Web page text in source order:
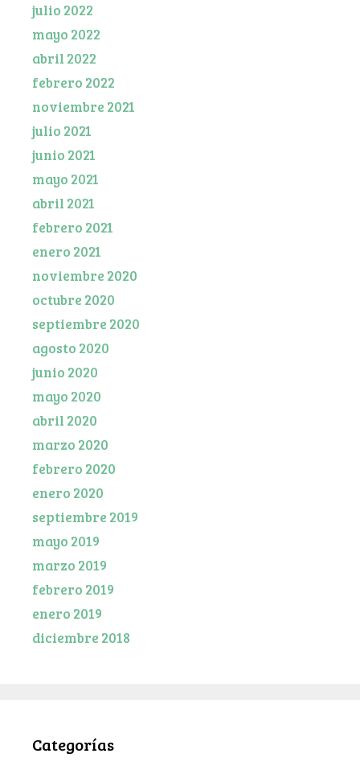
julio 2022
mayo 2022
abril 2022
febrero 2022
noviembre 2021
julio 2021
junio 2021
mayo 2021
abril 2021
febrero 2021
enero 2021
noviembre 2020
octubre 2020
septiembre 2020
agosto 2020
junio 2020
mayo 2020
abril 2020
marzo 2020
febrero 2020
enero 2020
septiembre 2019
mayo 2019
marzo 2019
febrero 2019
enero 2019
diciembre 2018
Categorías